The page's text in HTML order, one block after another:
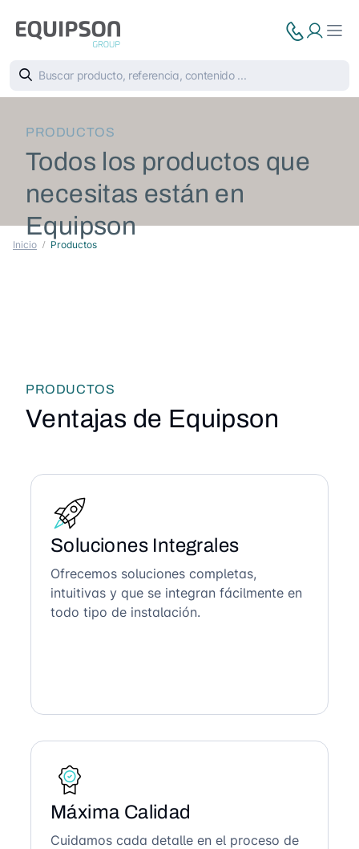
PRODUCTOS
Todos los productos que
necesitas están en
Equipson
Inicio Productos
PRODUCTOS
Ventajas de Equipson
Soluciones Integrales
Ofrecemos soluciones completas,
intuitivas y que se integran fácilmente en
todo tipo de instalación.
Máxima Calidad
Cuidamos cada detalle en el proceso de